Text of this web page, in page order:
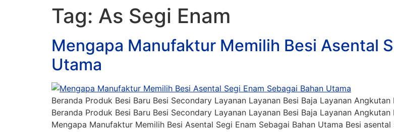
Tag: As Segi Enam
Mengapa Manufaktur Memilih Besi Asental
Utama
Beranda Produk Besi Baru Besi Secondary Layanan Layanan Besi Baja Layanan
Beranda Produk Besi Baru Besi Secondary Layanan Layanan Besi Baja Layanan
Mengapa Manufaktur Memilih Besi Asental Segi Enam Sebagai Bahan Utama Besi